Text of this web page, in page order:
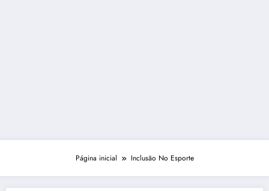
Página inicial Inclusão No Esporte